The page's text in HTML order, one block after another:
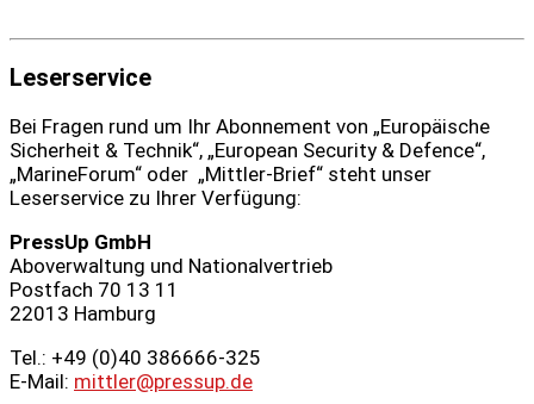
Leserservice
Bei Fragen rund um Ihr Abonnement von „Europäische
Sicherheit & Technik“, „European Security & Defence“,
„MarineForum“ oder „Mittler-Brief“ steht unser
Leserservice zu Ihrer Verfügung:
PressUp GmbH
Aboverwaltung und Nationalvertrieb
Postfach 70 13 11
22013 Hamburg
Tel.: +49 (0)40 386666‑325
E-Mail: mittler@pressup.de